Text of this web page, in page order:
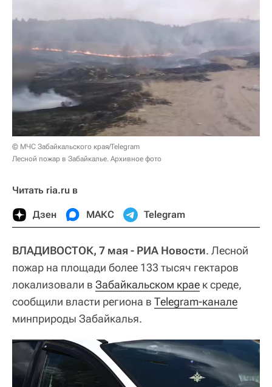
© МЧС Забайкальского края/Telegram
Лесной пожар в Забайкалье. Архивное фото
Читать ria.ru в
Дзен МАКС Telegram
ВЛАДИВОСТОК, 7 мая - РИА Новости. Лесной
пожар на площади более 133 тысяч гектаров
локализовали в Забайкальском крае к среде,
сообщили власти региона в Тelegram-канале
минприроды Забайкалья.